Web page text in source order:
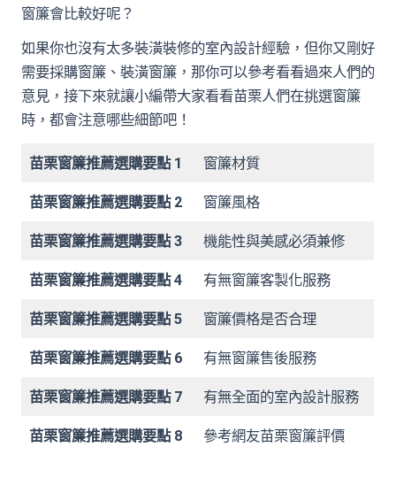
窗簾會比較好呢？
如果你也沒有太多裝潢裝修的室內設計經驗，但你又剛好
需要採購窗簾、裝潢窗簾，那你可以參考看看過來人們的
意見，接下來就讓小編帶大家看看苗栗人們在挑選窗簾
時，都會注意哪些細節吧！
苗栗窗簾推薦選購要點 1 窗簾材質
苗栗窗簾推薦選購要點 2 窗簾風格
苗栗窗簾推薦選購要點 3 機能性與美感必須兼修
苗栗窗簾推薦選購要點 4 有無窗簾客製化服務
苗栗窗簾推薦選購要點 5 窗簾價格是否合理
苗栗窗簾推薦選購要點 6 有無窗簾售後服務
苗栗窗簾推薦選購要點 7 有無全面的室內設計服務
苗栗窗簾推薦選購要點 8 參考網友苗栗窗簾評價